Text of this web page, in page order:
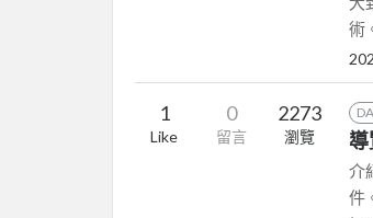
術
1
Like
0
留言
2273
瀏覽
介
件